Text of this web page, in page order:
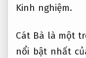
Kinh nghiệm.
Cát Bà là một
nổi bật nhất